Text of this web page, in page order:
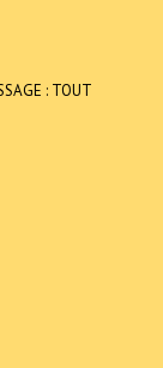
: TOUT